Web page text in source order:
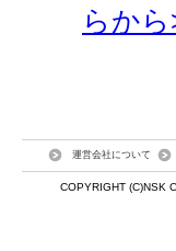
らか
運営会社について
COPYRIGHT (C)NSK